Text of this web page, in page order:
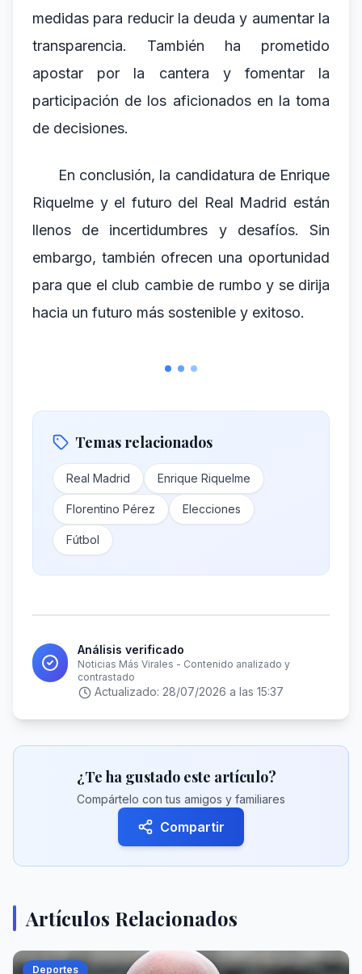
medidas para reducir la deuda y aumentar la
transparencia. También ha prometido
apostar por la cantera y fomentar la
participación de los aficionados en la toma
de decisiones.
En conclusión, la candidatura de Enrique
Riquelme y el futuro del Real Madrid están
llenos de incertidumbres y desafíos. Sin
embargo, también ofrecen una oportunidad
para que el club cambie de rumbo y se dirija
hacia un futuro más sostenible y exitoso.
Temas relacionados
Real Madrid Enrique Riquelme
Florentino Pérez Elecciones
Fútbol
Análisis verificado
Noticias Más Virales - Contenido analizado y
contrastado
Actualizado: 28/07/2026 a las 15:37
¿Te ha gustado este artículo?
Compártelo con tus amigos y familiares
Compartir
Artículos Relacionados
Deportes